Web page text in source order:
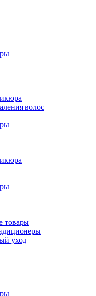
волос
товары
уход